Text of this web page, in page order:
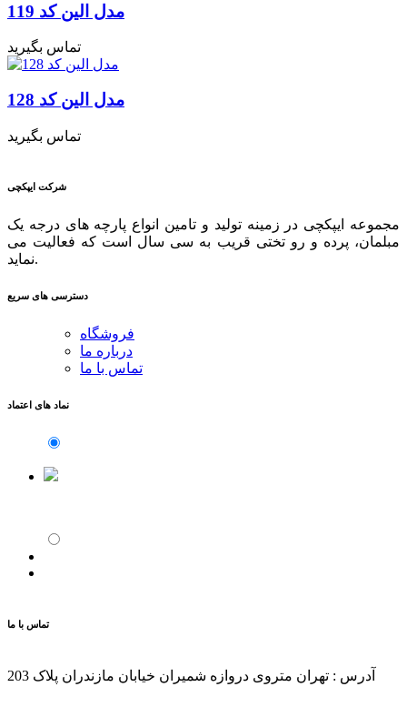
مدل الین کد 119
تماس بگیرید
مدل الین کد 128
تماس بگیرید
شرکت ایپکچی
مجموعه ایپکچی در زمینه تولید و تامین انواع پارچه های درجه یک
مبلمان، پرده و رو تختی قریب به سی سال است که فعالیت می
نماید.
دسترسی های سریع
فروشگاه
درباره ما
تماس با ما
نماد های اعتماد
تماس با ما
آدرس : تهران متروی دروازه شمیران خیابان مازندران پلاک 203